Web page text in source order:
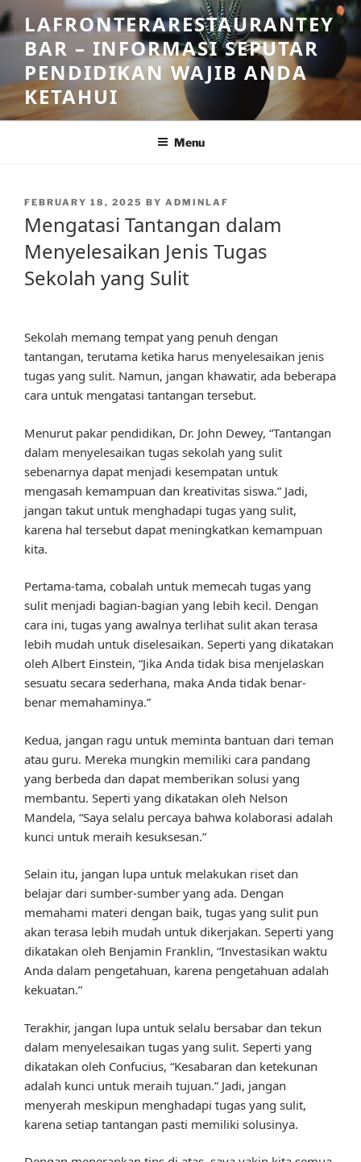
Skip
to
content
LAFRONTERARESTAURANTEY
BAR – INFORMASI SEPUTAR
PENDIDIKAN WAJIB ANDA
KETAHUI
Menu
POSTED
FEBRUARY 18, 2025 BY ADMINLAF
Mengatasi Tantangan dalam
Menyelesaikan Jenis Tugas
Sekolah yang Sulit
Sekolah memang tempat yang penuh dengan
tantangan, terutama ketika harus menyelesaikan jenis
tugas yang sulit. Namun, jangan khawatir, ada beberapa
cara untuk mengatasi tantangan tersebut.
Menurut pakar pendidikan, Dr. John Dewey, “Tantangan
dalam menyelesaikan tugas sekolah yang sulit
sebenarnya dapat menjadi kesempatan untuk
mengasah kemampuan dan kreativitas siswa.” Jadi,
jangan takut untuk menghadapi tugas yang sulit,
karena hal tersebut dapat meningkatkan kemampuan
kita.
Pertama-tama, cobalah untuk memecah tugas yang
sulit menjadi bagian-bagian yang lebih kecil. Dengan
cara ini, tugas yang awalnya terlihat sulit akan terasa
lebih mudah untuk diselesaikan. Seperti yang dikatakan
oleh Albert Einstein, “Jika Anda tidak bisa menjelaskan
sesuatu secara sederhana, maka Anda tidak benar-
benar memahaminya.”
Kedua, jangan ragu untuk meminta bantuan dari teman
atau guru. Mereka mungkin memiliki cara pandang
yang berbeda dan dapat memberikan solusi yang
membantu. Seperti yang dikatakan oleh Nelson
Mandela, “Saya selalu percaya bahwa kolaborasi adalah
kunci untuk meraih kesuksesan.”
Selain itu, jangan lupa untuk melakukan riset dan
belajar dari sumber-sumber yang ada. Dengan
memahami materi dengan baik, tugas yang sulit pun
akan terasa lebih mudah untuk dikerjakan. Seperti yang
dikatakan oleh Benjamin Franklin, “Investasikan waktu
Anda dalam pengetahuan, karena pengetahuan adalah
kekuatan.”
Terakhir, jangan lupa untuk selalu bersabar dan tekun
dalam menyelesaikan tugas yang sulit. Seperti yang
dikatakan oleh Confucius, “Kesabaran dan ketekunan
adalah kunci untuk meraih tujuan.” Jadi, jangan
menyerah meskipun menghadapi tugas yang sulit,
karena setiap tantangan pasti memiliki solusinya.